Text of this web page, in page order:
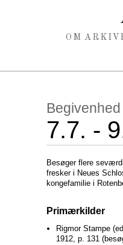
OM
Begivenhed
7.7. -
Besøger flere
fresker i Neues
kongefamilie i
Primærkilder
Rigmor Stampe
1912, p. 131